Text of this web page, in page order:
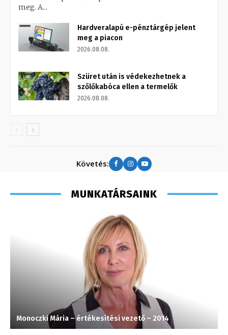
meg. A...
Hardveralapú e-pénztárgép jelent
meg a piacon
2026.08.08.
Szüret után is védekezhetnek a
szőlőkabóca ellen a termelők
2026.08.08.
Követés:
MUNKATÁRSAINK
Monoczki Mária – értékesítési vezető – 2014